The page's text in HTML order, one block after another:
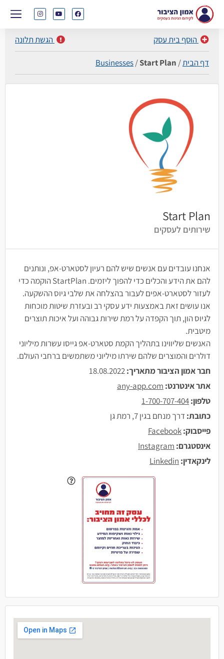
הוסף בית עסק הגשת תלונה
דף הבית/
Businesses/Start Plan
Start Plan
שירותים לעסקים
אנחנו עובדים עם אנשים שיש להם רעיון לסטארט-אפ, ונותנים
להם את הידע והכלים כדי להפוך ליזמים. StartPlan הוקמה כדי
לעזור לסטארט-אפים לעבור בהצלחה את שלבי גיוס ההשקעה.
אנו עושים זאת באמצעות ידע עסקי רב ובעזרת שיטות מוכחות
לגיוס הון, תוך הקפדה על רמת שירות גבוהה ועל איכות תוצרים
מיטבית.
האנשים שליווינו בתהליך הקמת סטארט-אפ גייסו עשרות מיליוני
דולרים והמוצרים שלהם שירתו מיליוני משתמשים ברחבי העולם.
חבר אמון הציבור מתאריך:
אתר אינטרנט: any-app.com
טלפון:1-700-707-404
כתובת: דרך מנחם בגין 7, רמת גן
פייסבוק:Facebook
אינסטגרם: Instagram
לינקאדין: Linkedin